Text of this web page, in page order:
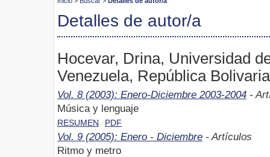
Detalles de autor/a
Hocevar, Drina, Universidad
Venezuela, República
Vol. 8 (2003): Enero-Diciembre 2003-2004 -
Música y lenguaje
RESUMEN PDF
Vol. 9 (2005): Enero - Diciembre - Artículos
Ritmo y metro